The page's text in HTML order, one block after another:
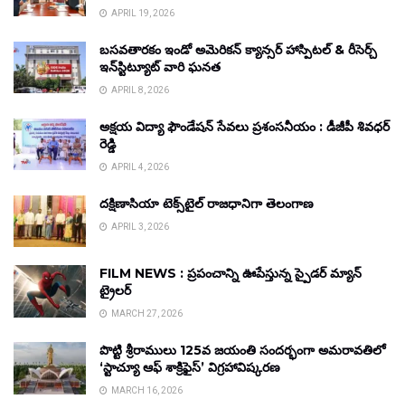
APRIL 19, 2026
బసవతారకం ఇండో అమెరికన్ క్యాన్సర్ హాస్పిటల్ & రీసెర్చ్
ఇన్‌స్టిట్యూట్ వారి ఘనత
APRIL 8, 2026
అక్షయ విద్యా ఫౌండేషన్ సేవలు ప్రశంసనీయం : డీజీపీ శివధర్
రెడ్డి
APRIL 4, 2026
దక్షిణాసియా టెక్స్‌టైల్ రాజధానిగా తెలంగాణ
APRIL 3, 2026
FILM NEWS : ప్రపంచాన్ని ఊపేస్తున్న స్పైడర్ మ్యాన్
ట్రైలర్
MARCH 27, 2026
పొట్టి శ్రీరాములు 125వ జయంతి సందర్భంగా అమరావతిలో
‘స్టాచ్యూ ఆఫ్ శాక్రిఫైస్’ విగ్రహావిష్కరణ
MARCH 16, 2026